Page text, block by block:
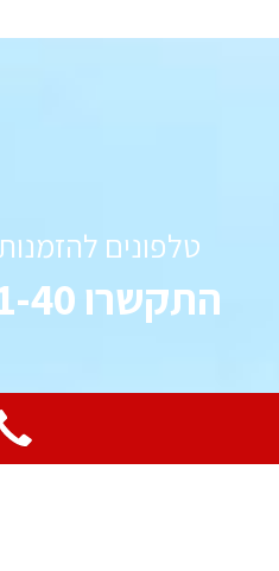
טלפונים
התקשרו 074-771-41-40